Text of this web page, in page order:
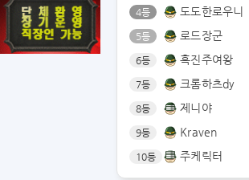
4등 도도한로우니
5등 로드장군
6등 흑진주여왕
7등 크롬하츠dy
8등 제니야
9등 Kraven
10등 주케릭터